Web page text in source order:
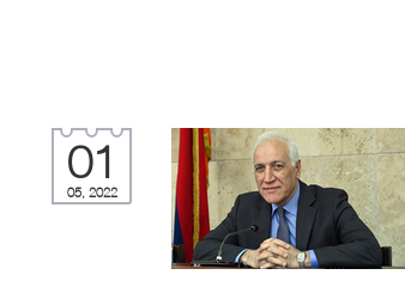
01
05, 2022